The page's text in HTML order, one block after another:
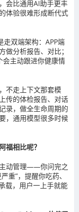
会比通用AI助手更丰
体验很难形成断代式
走双端架构：APP端
分析报告、对比；
主动跟进你健康情
不走上下文那套模
传的体检报告、对话
录，做全生命周期的
，通用模型很多时候
福相比呢？
动管理——你问完之
重”，提醒你吃药、
载，用户一上手就能